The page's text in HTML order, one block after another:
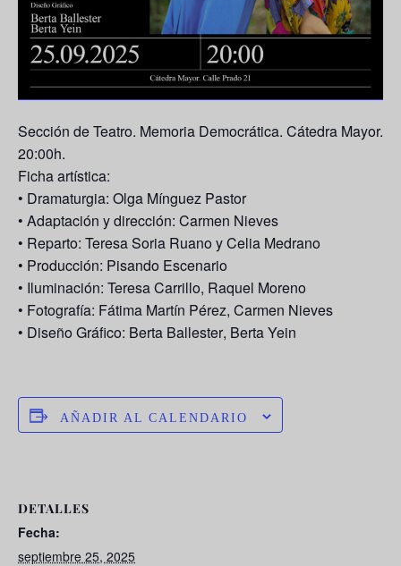
Sección de Teatro. Memoria Democrática. Cátedra Mayor.
20:00h.
Ficha artística:
• Dramaturgia: Olga Mínguez Pastor
• Adaptación y dirección: Carmen Nieves
• Reparto: Teresa Soria Ruano y Celia Medrano
• Producción: Pisando Escenario
• Iluminación: Teresa Carrillo, Raquel Moreno
• Fotografía: Fátima Martín Pérez, Carmen Nieves
• Diseño Gráfico: Berta Ballester, Berta Yein
AÑADIR AL CALENDARIO
DETALLES
Fecha:
septiembre 25, 2025